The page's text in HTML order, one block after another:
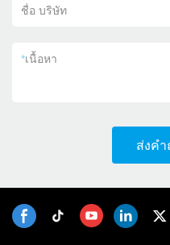
ชื่อ บริษัท
*เนื้อหา
ส่งค